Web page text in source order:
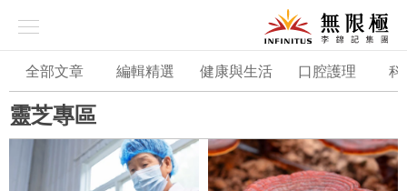
品牌故事
科研技術
品牌系列
全部文章 編輯精選 健康與生活 口腔護理 科
靈芝專區